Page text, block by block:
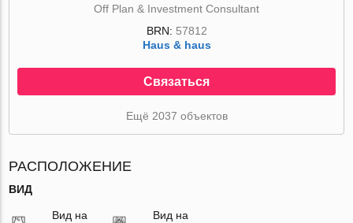
Off Plan & Investment Consultant
BRN: 57812
Haus & haus
Связаться
Ещё 2037 объектов
РАСПОЛОЖЕНИЕ
ВИД
Вид на
Вид на